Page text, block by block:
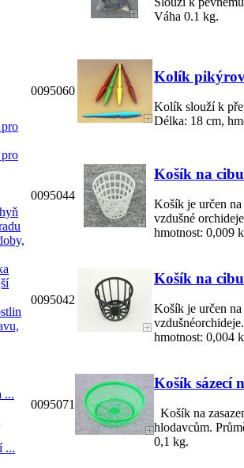
...
...
Váha 0.1 kg.
0095060
Kolík
Kolík slouží k
Délka: 18 cm,
0095044
Košík na
Košík je určen
vzdušné
hmotnost: 0,009
0095042
Košík na
Košík je určen
hmotnost: 0,004
0095071
Košík sázecí
Košík na
hlodavcům.
0,1 kg.